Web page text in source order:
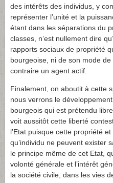
des intérêts des individus, y
représenter l’unité et la
étant dans les séparations du
classes, n’est nullement dire
rapports sociaux de propriété
bourgeoise, ni de son mode
contraire un agent actif.
Finalement, on aboutit à cette
nous verrons le
bourgeois qui est prétendu
voit aussitôt cette liberté
l’Etat puisque cette propriété
qu’individu ne peuvent exister
le principe même de cet Etat,
volonté générale et l’intérêt
la société civile, dans les vies